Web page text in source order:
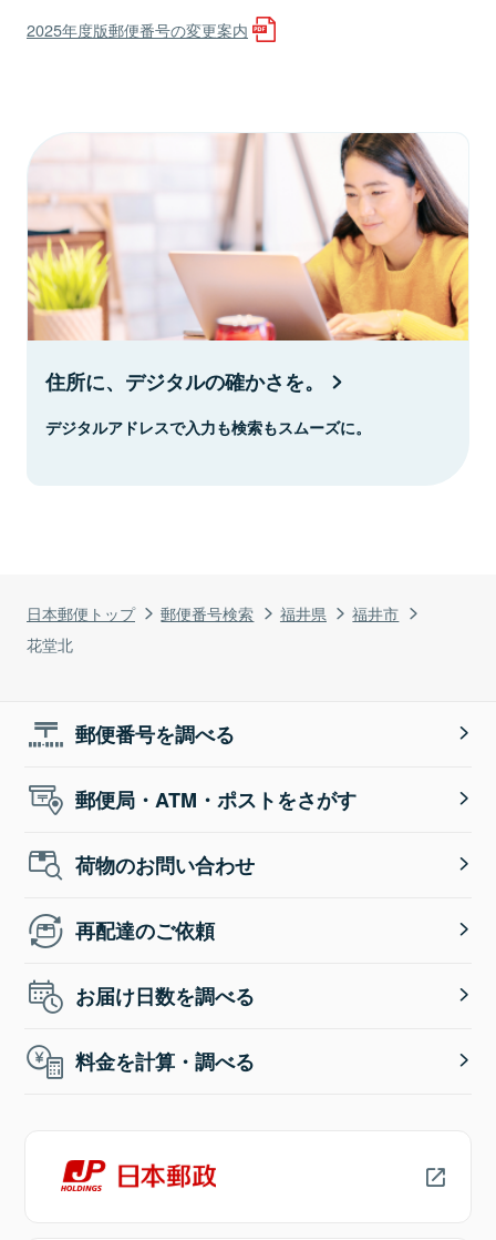
日本郵便トップ 郵便番号検索 福井県
福井市
花堂北
2025年度版郵便番号の変更案内
住所に、デジタルの確かさを。
デジタルアドレスで入力も検索もスムーズに。
郵便番号を調べる
郵便局・ATM・ポストをさがす
荷物のお問い合わせ
再配達のご依頼
お届け日数を調べる
料金を計算・調べる